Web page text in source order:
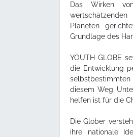
Das Wirken
Planeten
Grundlage des
YOUTH GLOBE
die Entwicklung
selbstbestimmten
diesem Weg
helfen ist für die
Die Glober
ihre nationale